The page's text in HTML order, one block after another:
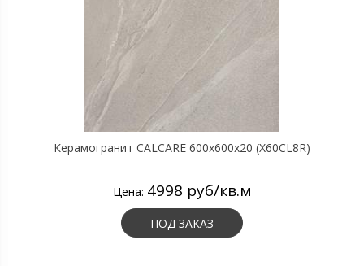
Керамогранит CALCARE 600х600х20 (X60CL8R)
Цена: 4998 руб/кв.м
ПОД ЗАКАЗ